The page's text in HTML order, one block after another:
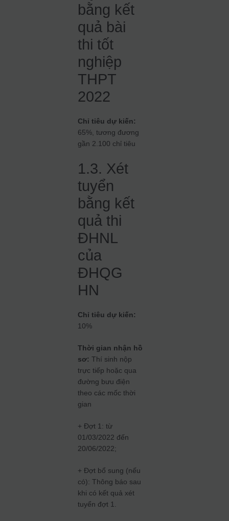
bằng kết
quả bài
thi tốt
nghiệp
THPT
2022
Chỉ tiêu dự kiến:
65%, tương đương
gần 2.100 chỉ tiêu
1.3. Xét
tuyển
bằng kết
quả thi
ĐHNL
của
ĐHQG
HN
Chỉ tiêu dự kiến:
10%
Thời gian nhận hồ
sơ:Thí sinh nộp
trực tiếp hoặc qua
đường bưu điện
theo các mốc thời
gian
+ Đợt 1: từ
01/03/2022 đến
20/06/2022;
+ Đợt bổ sung (nếu
có): Thông báo sau
khi có kết quả xét
tuyển đợt 1.